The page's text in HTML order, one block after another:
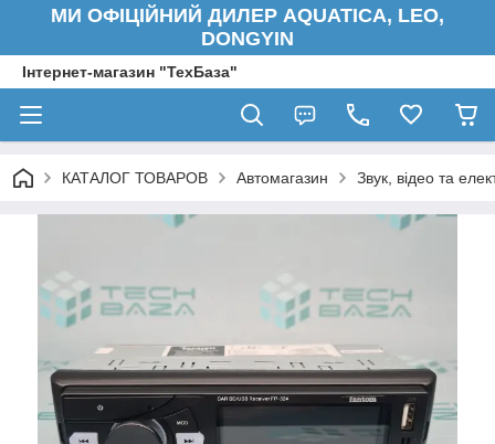
МИ ОФІЦІЙНИЙ ДИЛЕР AQUATICA, LEO,
DONGYIN
Інтернет-магазин "ТехБаза"
КАТАЛОГ ТОВАРОВ Автомагазин Звук, відео та